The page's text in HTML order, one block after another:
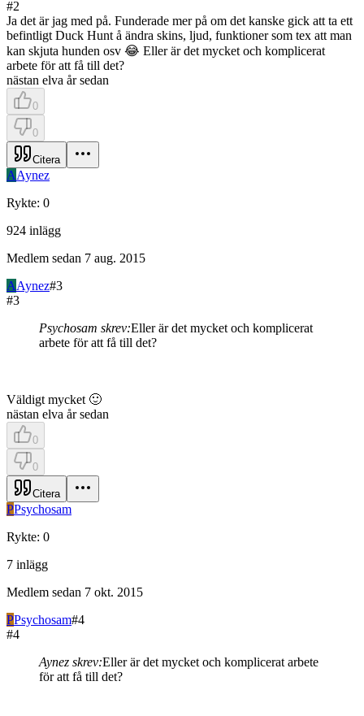
#2
Ja det är jag med på. Funderade mer på om det kanske gick att ta ett
befintligt Duck Hunt å ändra skins, ljud, funktioner som tex att man
kan skjuta hunden osv 😂 Eller är det mycket och komplicerat
arbete för att få till det?
nästan elva år sedan
0
0
Citera
AAynez
Rykte: 0
924 inlägg
Medlem sedan 7 aug. 2015
AAynez#3
#3
Psychosam skrev:Eller är det mycket och komplicerat
arbete för att få till det?
Väldigt mycket 🙂
nästan elva år sedan
0
0
Citera
PPsychosam
Rykte: 0
7 inlägg
Medlem sedan 7 okt. 2015
PPsychosam#4
#4
Aynez skrev:Eller är det mycket och komplicerat arbete
för att få till det?